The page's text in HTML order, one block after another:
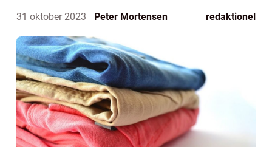
31 oktober 2023 Peter Mortensen redaktionel